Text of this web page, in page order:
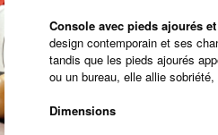
Console avec pieds ajourés
design contemporain et ses
tandis que les pieds ajourés
ou un bureau, elle allie
Dimensions